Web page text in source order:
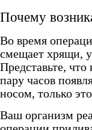
Почему
Во время
смещает хрящи,
Представьте,
пару часов
носом, только
Ваш организм